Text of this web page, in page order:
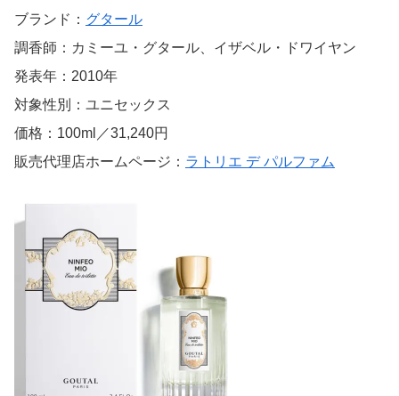
ブランド： グタール
調香師：カミーユ・グタール、イザベル・ドワイヤン
発表年：2010年
対象性別：ユニセックス
価格：100ml／31,240円
販売代理店ホームページ： ラトリエ デ パルファム